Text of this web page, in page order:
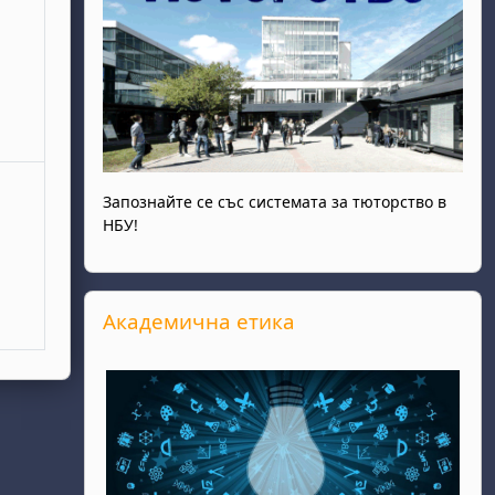
Запознайте се със системата за тюторство в
НБУ!
Прескочи Академична етика
Академична етика